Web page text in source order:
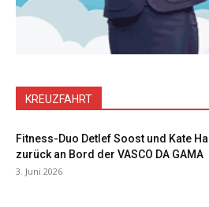
KREUZFAHRT
Fitness-Duo Detlef Soost und Kate Hall
zurück an Bord der VASCO DA GAMA
3. Juni 2026